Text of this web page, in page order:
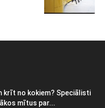
krīt no kokiem? Speciālisti
mītus par...